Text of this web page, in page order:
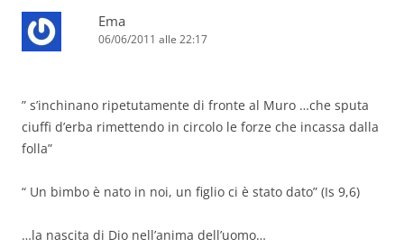
Ema
06/06/2011 alle 22:17
” s’inchinano ripetutamente di fronte al Muro …che sputa
ciuffi d’erba rimettendo in circolo le forze che incassa dalla
folla”
“ Un bimbo è nato in noi, un figlio ci è stato dato” (Is 9,6)
…la nascita di Dio nell’anima dell’uomo…